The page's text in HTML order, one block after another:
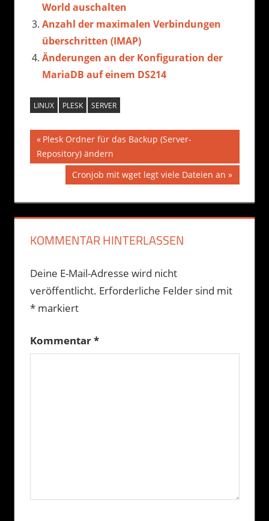
World auschalten
Anzahl der maximalen Verbindungen
überschritten (IMAP)
Änderungen an der Konfiguration der
MariaDB auf einem DS214
LINUX PLESK SERVER
Beitragsnavigation
Vorheriger
Beitrag:
Plesk Ordner für das Backup (Server-
Repository) ändern
Nächster
Cronjob mit wget legt viele Dateien an
KOMMENTAR HINTERLASSEN
Deine E-Mail-Adresse wird nicht
veröffentlicht. Erforderliche Felder sind mit
*markiert
Kommentar*